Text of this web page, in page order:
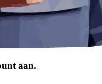
aan.